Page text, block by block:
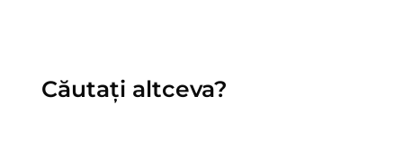
Căutați altceva?